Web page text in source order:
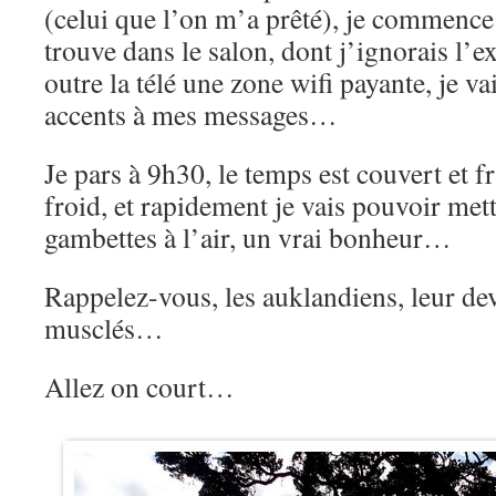
(celui que l’on m’a prêté), je
trouve dans le salon, dont j’ignorais
outre la télé une zone wifi payante, je
accents à mes messages…
Je pars à 9h30, le temps est couvert et
froid, et rapidement je vais pouvoir
gambettes à l’air, un vrai bonheur…
Rappelez-vous, les auklandiens, leur
musclés…
Allez on court…